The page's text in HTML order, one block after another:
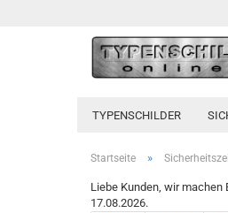
TYPENSCHILDER
Startseite »
Liebe Kunden, wir machen
17.08.2026.